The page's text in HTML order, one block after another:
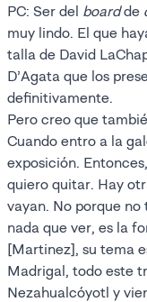
PC: Ser del boardde
muy lindo. El que
talla de David
D’Agata que los
definitivamente.
Pero creo que
Cuando entro a la
exposición.
quiero quitar. Hay
vayan. No porque
nada que ver, es la
[Martinez], su tema
Madrigal, todo este
Nezahualcóyotl y